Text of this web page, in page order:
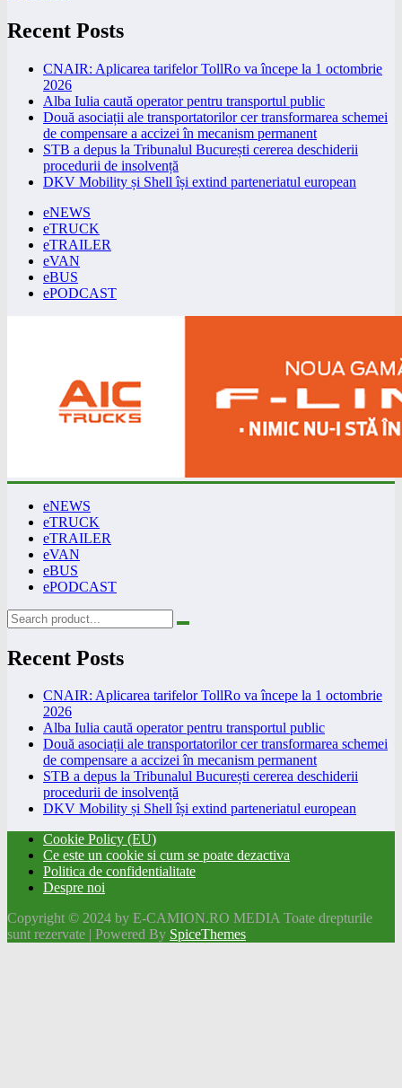
Recent Posts
CNAIR: Aplicarea tarifelor TollRo va începe la 1 octombrie
2026
Alba Iulia caută operator pentru transportul public
Două asociații ale transportatorilor cer transformarea schemei
de compensare a accizei în mecanism permanent
STB a depus la Tribunalul București cererea deschiderii
procedurii de insolvență
DKV Mobility și Shell își extind parteneriatul european
eNEWS
eTRUCK
eTRAILER
eVAN
eBUS
ePODCAST
eNEWS
eTRUCK
eTRAILER
eVAN
eBUS
ePODCAST
Recent Posts
CNAIR: Aplicarea tarifelor TollRo va începe la 1 octombrie
2026
Alba Iulia caută operator pentru transportul public
Două asociații ale transportatorilor cer transformarea schemei
de compensare a accizei în mecanism permanent
STB a depus la Tribunalul București cererea deschiderii
procedurii de insolvență
DKV Mobility și Shell își extind parteneriatul european
Cookie Policy (EU)
Ce este un cookie si cum se poate dezactiva
Politica de confidentialitate
Despre noi
Copyright © 2024 by E-CAMION.RO MEDIA Toate drepturile
sunt rezervate | Powered By SpiceThemes